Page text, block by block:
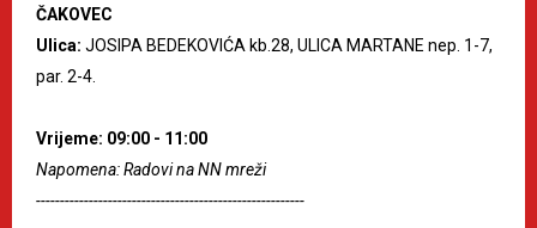
ČAKOVEC
Ulica: JOSIPA BEDEKOVIĆA kb.28, ULICA MARTANE nep. 1-7,
par. 2-4.
Vrijeme: 09:00 - 11:00
Napomena: Radovi na NN mreži
--------------------------------------------------------